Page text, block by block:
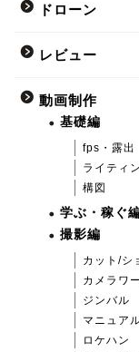
ドローン
レビュー
動画制作
基礎編
fps・露出
ライティ
構図
学ぶ・稼ぐ
撮影編
カット/シ
カメラワ
ジンバル
マニュア
ロケハン